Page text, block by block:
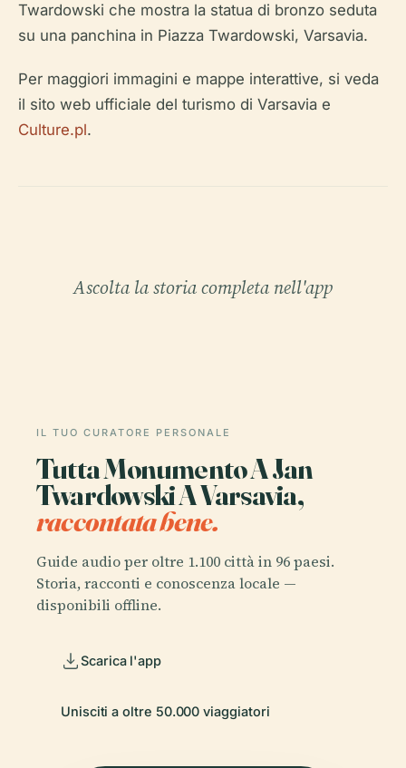
Twardowski che mostra la statua di bronzo seduta
su una panchina in Piazza Twardowski, Varsavia.
Per maggiori immagini e mappe interattive, si veda
il sito web ufficiale del turismo di Varsavia e
Culture.pl.
Ascolta la storia completa nell'app
IL TUO CURATORE PERSONALE
Tutta Monumento A Jan
Twardowski A Varsavia,
raccontata bene.
Guide audio per oltre 1.100 città in 96 paesi.
Storia, racconti e conoscenza locale —
disponibili offline.
Scarica l'app
Unisciti a oltre 50.000 viaggiatori